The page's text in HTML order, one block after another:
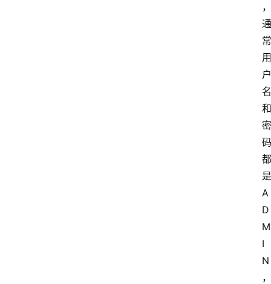
，
通
常
用
户
名
和
密
码
都
是
A
D
M
I
N
，